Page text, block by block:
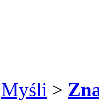
Myśli >